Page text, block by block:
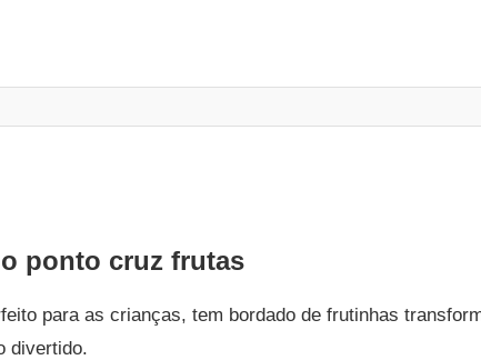
ponto cruz frutas
para as crianças, tem bordado de frutinhas
divertido.